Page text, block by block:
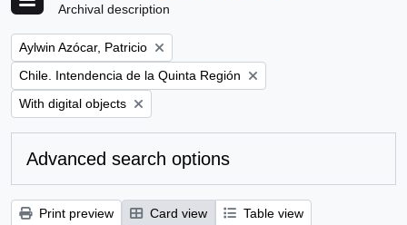
Archival description
Remove filter:
Aylwin Azócar, Patricio
Remove filter:
Chile. Intendencia de la Quinta Región
Remove filter:
With digital objects
Advanced search options
Print preview Card view
Table view